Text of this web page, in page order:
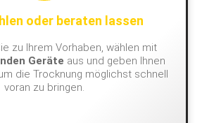
oder beraten lassen
zu Ihrem Vorhaben, wählen mit
Geräte aus und geben Ihnen
die Trocknung möglichst schnell
voran zu bringen.